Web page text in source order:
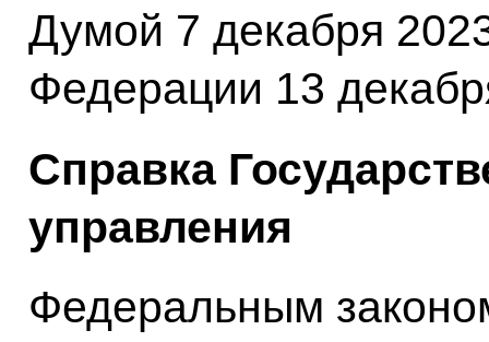
Думой 7 декабря
Федерации 13
Справка
управления
Федеральным